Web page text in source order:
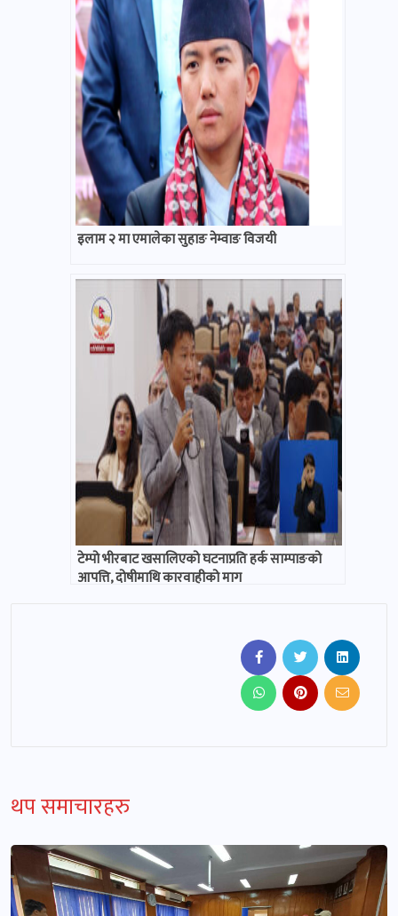
इलाम २ मा एमालेका सुहाङ नेम्वाङ विजयी
टेम्पो भीरबाट खसालिएको घटनाप्रति हर्क साम्पाङको
आपत्ति, दोषीमाथि कारवाहीको माग
थप समाचारहरु